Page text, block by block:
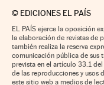
© EDICIONES EL PAÍS
EL PAÍS ejerce la oposición
la elaboración de revistas de
también realiza la reserva
comunicación pública de sus
prevista en el artículo 33.1 del
de las reproducciones y usos
este sitio web a medios de